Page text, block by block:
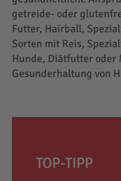
getreide- oder
Futter, Hairball,
Sorten mit Reis,
Hunde, Diätfutter oder
Gesunderhaltung von
TOP-TIPP